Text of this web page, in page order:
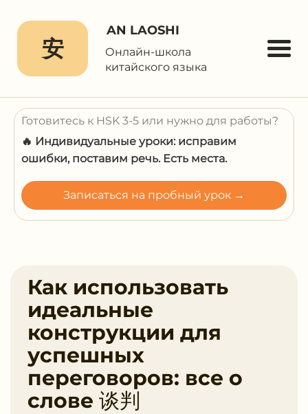
安
AN LAOSHI
Онлайн-школа
китайского языка
Готовитесь к HSK 3-5 или нужно для работы?
🔥 Индивидуальные уроки: исправим
ошибки, поставим речь. Есть места.
Записаться на пробный урок →
Как использовать
идеальные
конструкции для
успешных
переговоров: все о
слове 谈判